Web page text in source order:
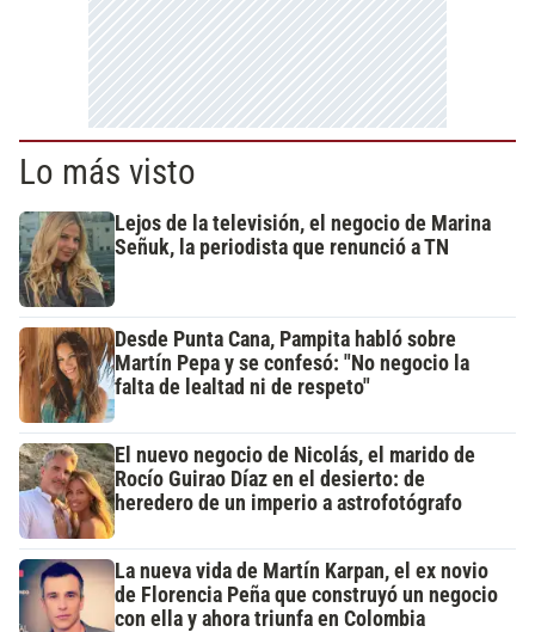
Lo más visto
Lejos de la televisión, el negocio de Marina
Señuk, la periodista que renunció a TN
Desde Punta Cana, Pampita habló sobre
Martín Pepa y se confesó: "No negocio la
falta de lealtad ni de respeto"
El nuevo negocio de Nicolás, el marido de
Rocío Guirao Díaz en el desierto: de
heredero de un imperio a astrofotógrafo
La nueva vida de Martín Karpan, el ex novio
de Florencia Peña que construyó un negocio
con ella y ahora triunfa en Colombia